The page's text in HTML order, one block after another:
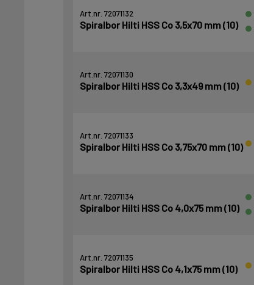
Art.nr. 72071132
Spiralbor Hilti HSS Co 3,5x70 mm (10)
Art.nr. 72071130
Spiralbor Hilti HSS Co 3,3x49 mm (10)
Art.nr. 72071133
Spiralbor Hilti HSS Co 3,75x70 mm (10)
Art.nr. 72071134
Spiralbor Hilti HSS Co 4,0x75 mm (10)
Art.nr. 72071135
Spiralbor Hilti HSS Co 4,1x75 mm (10)